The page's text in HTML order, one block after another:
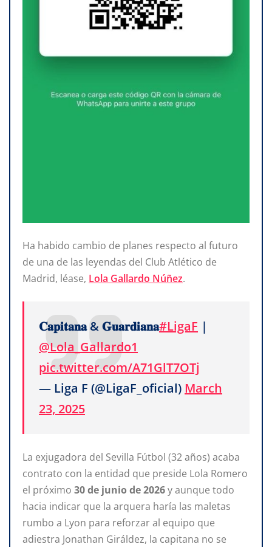
Ha habido cambio de planes respecto al futuro
de una de las leyendas del Club Atlético de
Madrid, léase, Lola Gallardo Núñez.
𝐂𝐚𝐩𝐢𝐭𝐚𝐧𝐚 & 𝐆𝐮𝐚𝐫𝐝𝐢𝐚𝐧𝐚#LigaF |
@Lola_Gallardo1
pic.twitter.com/A71GlT7OTj
— Liga F (@LigaF_oficial) March
23, 2025
La exjugadora del Sevilla Fútbol (32 años) acaba
contrato con la entidad que preside Lola Romero
el próximo 30de junio de2026y aunque todo
hacia indicar que la arquera haría las maletas
rumbo a Lyon para reforzar al equipo que
adiestra Jonathan Giráldez, la capitana no se